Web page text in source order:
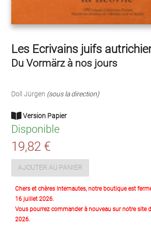
Les Ecrivains juifs
Du Vormärz à nos jours
Doll Jürgen (sous la direction)
Version Papier
Disponible
19,82 €
AJOUTER AU PANIER
Chers et chères Internautes, notre boutique est
16 juillet 2026.
Vous pourrez commander à nouveau sur notre site
2026.